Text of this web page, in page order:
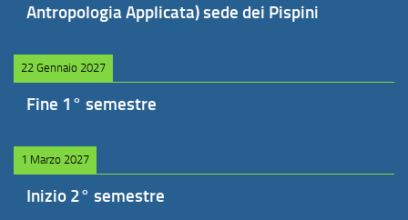
Antropologia Applicata) sede dei Pispini
22 Gennaio 2027
Fine 1° semestre
1 Marzo 2027
Inizio 2° semestre